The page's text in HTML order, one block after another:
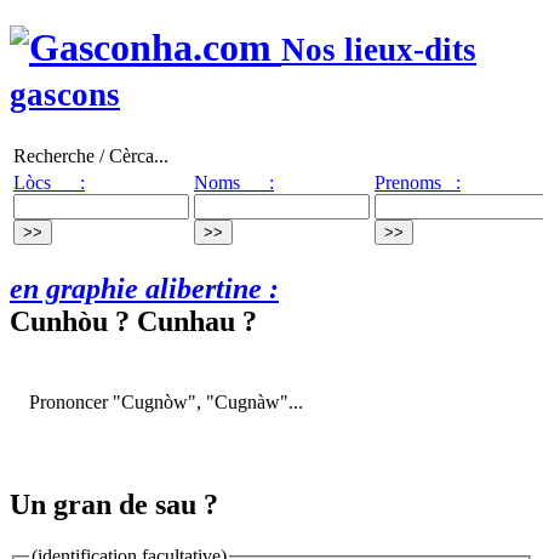
Nos lieux-dits
gascons
Recherche / Cèrca...
Lòcs :
Noms : Prenoms :
en graphie alibertine :
Cunhòu ? Cunhau ?
Prononcer "Cugnòw", "Cugnàw"...
Un gran de sau ?